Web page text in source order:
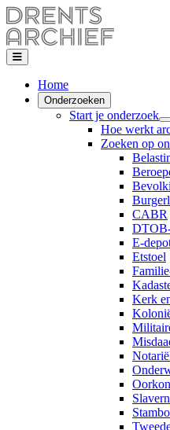
Home
Onderzoeken
Start je onderzoek
Hoe werkt
Zoeken op
CABR
E-
Etstoel
Kerk